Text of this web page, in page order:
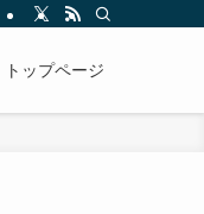
トップページ